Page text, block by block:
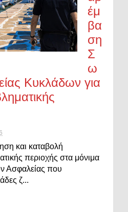
έμ
βα
ση
Σ
ω
Κυκλάδων για
και καταβολή
περιοχής στα μόνιμα
Ασφαλείας που
ζ...